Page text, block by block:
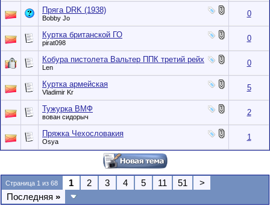
Пряга DRK (1938)
Bobby Jo 0
Куртка британской ГО
pirat098 0
Кобура пистолета Вальтер ППК третий рейх
Len 0
Куртка армейская
Vladimir Kr 5
Тужурка ВМФ
вован сидорыч 2
Пряжка Чехословакия
Osya 1
Страница 1 из 68 1 2 3 4 5 11 51
>
Последняя »